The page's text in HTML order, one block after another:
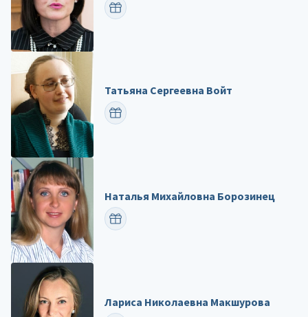
ПОЗДРАВИТЬ
Татьяна Сергеевна Войт
ПОЗДРАВИТЬ
Наталья Михайловна Борозинец
ПОЗДРАВИТЬ
Лариса Николаевна Макшурова